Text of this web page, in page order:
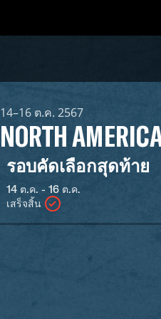
14–16 ต.ค. 2567
NORTH
รอบคัดเลือกสุดท้าย
14 ต.ค. - 16 ต.ค.
เสร็จสิ้น